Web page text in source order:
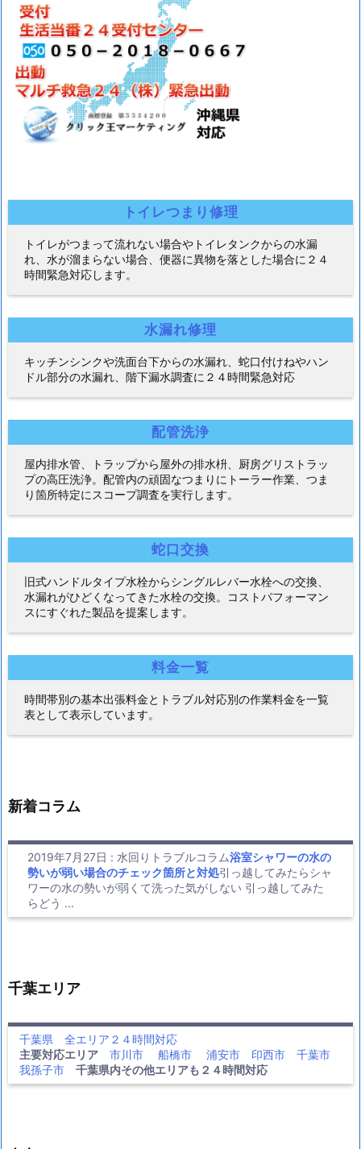
トイレつまり修理
トイレがつまって流れない場合やトイレタンクからの水漏
れ、水が溜まらない場合、便器に異物を落とした場合に２４
時間緊急対応します。
水漏れ修理
キッチンシンクや洗面台下からの水漏れ、蛇口付けねやハン
ドル部分の水漏れ、階下漏水調査に２４時間緊急対応
配管洗浄
屋内排水管、トラップから屋外の排水枡、厨房グリストラッ
プの高圧洗浄。配管内の頑固なつまりにトーラー作業、つま
り箇所特定にスコープ調査を実行します。
蛇口交換
旧式ハンドルタイプ水栓からシングルレバー水栓への交換、
水漏れがひどくなってきた水栓の交換。コストパフォーマン
スにすぐれた製品を提案します。
料金一覧
時間帯別の基本出張料金とトラブル対応別の作業料金を一覧
表として表示しています。
新着コラム
2019年7月27日 : 水回りトラブルコラム浴室シャワーの水の
勢いが弱い場合のチェック箇所と対処引っ越してみたらシャ
ワーの水の勢いが弱くて洗った気がしない 引っ越してみた
らどう ...
千葉エリア
千葉県 全エリア２４時間対応
主要対応エリア
市川市 船橋市 浦安市 印西市
千葉市
我孫子市
千葉県内その他エリアも２４時間対応